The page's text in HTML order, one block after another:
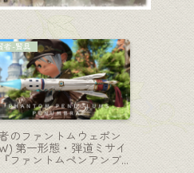
ーディネート
ラプリ】クリスタルの
士様（パンデモニウム
胴ララフェル女子コー
学者の